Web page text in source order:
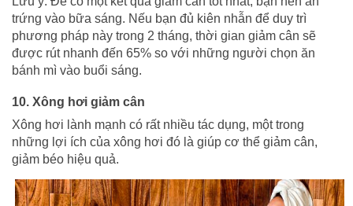
trứng vào bữa sáng. Nếu bạn đủ kiên nhẫn để duy trì
phương pháp này trong 2 tháng, thời gian giảm cân sẽ
được rút nhanh đến 65% so với những người chọn ăn
bánh mì vào buổi sáng.
10. Xông hơi giảm cân
Xông hơi lành mạnh có rất nhiều tác dụng, một trong
những lợi ích của xông hơi đó là giúp cơ thể giảm cân,
giảm béo hiệu quả.